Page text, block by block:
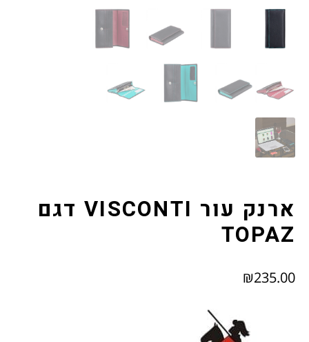
מותגים
צור קשר
תודה רבה
ארנק עור VISCONTI דגם
TOPAZ
₪235.00